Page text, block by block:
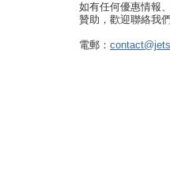
如有任何優惠情報
贊助，歡迎聯絡我們
電郵：